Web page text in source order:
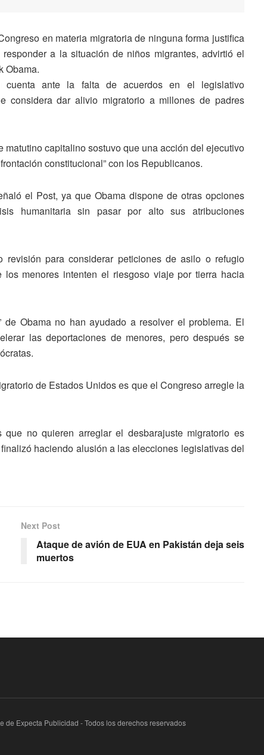
en materia migratoria de ninguna forma justifica
a la situación de niños migrantes, advirtió el
Obama.
ante la falta de acuerdos en el legislativo
considera dar alivio migratorio a millones de padres
capitalino sostuvo que una acción del ejecutivo
constitucional” con los Republicanos.
el Post, ya que Obama dispone de otras opciones
humanitaria sin pasar por alto sus atribuciones
revisión para considerar peticiones de asilo o refugio
menores intenten el riesgoso viaje por tierra hacia
Obama no han ayudado a resolver el problema. El
las deportaciones de menores, pero después se
de Estados Unidos es que el Congreso arregle la
no quieren arreglar el desbarajuste migratorio es
haciendo alusión a las elecciones legislativas del
Next Post
Ataque de avión de EUA en Pakistán deja seis
muertos
de Expecta Publicidad - Todos los derechos reservados